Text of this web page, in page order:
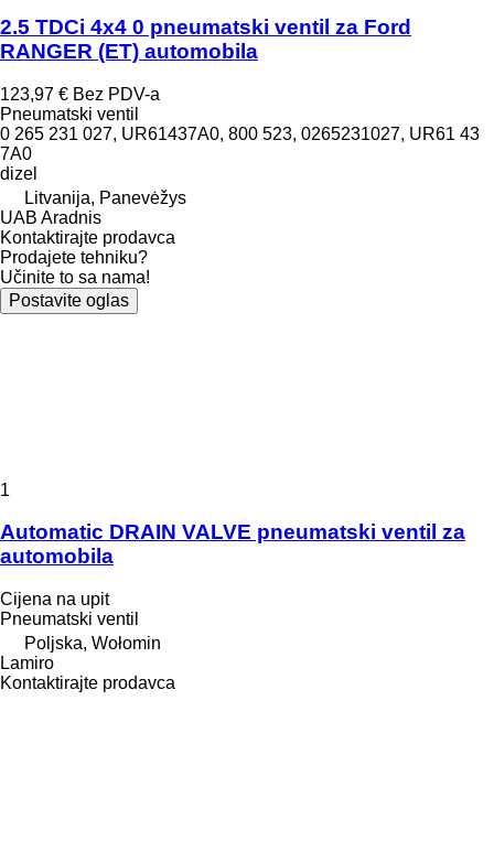
2.5 TDCi 4x4 0 pneumatski ventil za Ford
RANGER (ET) automobila
123,97 € Bez PDV-a
Pneumatski ventil
0 265 231 027, UR61437A0, 800 523, 0265231027, UR61 43
7A0
dizel
Litvanija, Panevėžys
UAB Aradnis
Kontaktirajte prodavca
Prodajete tehniku?
Učinite to sa nama!
Postavite oglas
1
Automatic DRAIN VALVE pneumatski ventil za
automobila
Cijena na upit
Pneumatski ventil
Poljska, Wołomin
Lamiro
Kontaktirajte prodavca